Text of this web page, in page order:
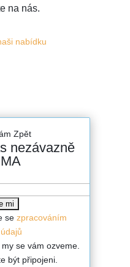
na nás.
nabídku
Zpět
nezávazně
sezpracováním
se vám ozveme.
být připojeni.